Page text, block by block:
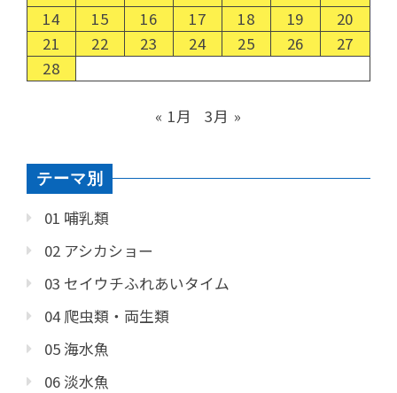
14
15 16 17 18 19
20
21
22 23 24 25 26
27
28
« 1月 3月 »
テーマ別
01 哺乳類
02 アシカショー
03 セイウチふれあいタイム
04 爬虫類・両生類
05 海水魚
06 淡水魚